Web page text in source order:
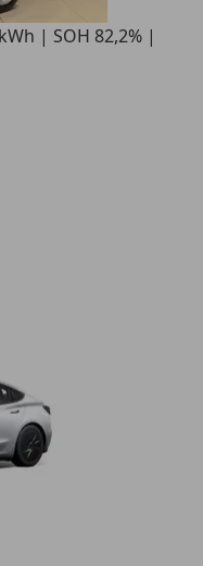
| SOH 82,2% |